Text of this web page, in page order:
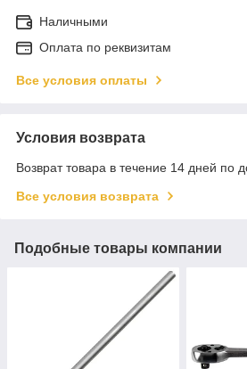
Наличными
Оплата по реквизитам
Все условия оплаты
Условия возврата
Возврат товара в течение 14 дней по
Все условия возврата
Подобные товары компании